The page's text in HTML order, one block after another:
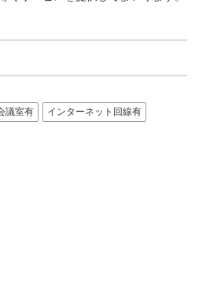
議室有 インターネット回線有